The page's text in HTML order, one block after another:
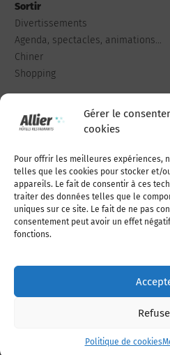
Gérer le
cookies
Pour offrir les meilleures expériences,
telles que les cookies pour stocker et/
appareils. Le fait de consentir à ces
traiter des données telles que le
uniques sur ce site. Le fait de ne pas
consentement peut avoir un effet
fonctions.
Politique de cookies
Sortir
Divertissements
Agenda, spectacles, animations...
Chiner
Shopping
Qui sommes-nous
Adhérer à l’association
Politique de